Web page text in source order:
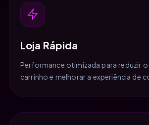
Loja Rápida
Performance otimizada para reduzir
carrinho e melhorar a experiência de